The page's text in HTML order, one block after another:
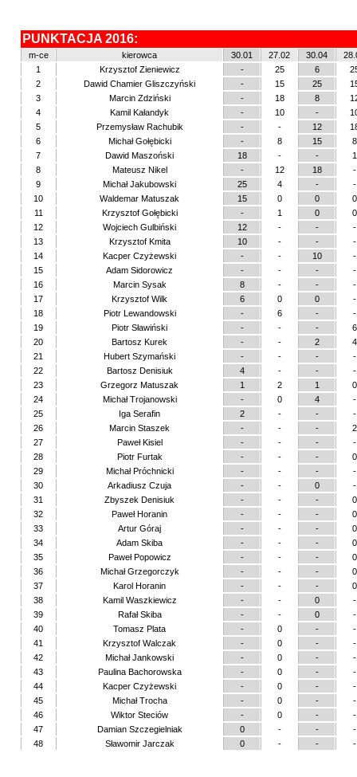
PUNKTACJA 2016:
m-ce kierowca 30.01 27.02 30.04
1
Krzysztof Zieniewicz - 25 6
2
Dawid Chamier Gliszczyński - 15 25
3
Marcin Zdziński - 18 8
4
Kamil Kałandyk - 10 -
5
Przemysław Rachubik - - 12
6
Michał Gołębicki - 8 15
8
7
Dawid Maszoński 18 - -
1
8
Mateusz Nikel - 12 18
-
9
Michał Jakubowski 25 4 -
-
10
Waldemar Matuszak 15 0 0
0
11
Krzysztof Gołębicki - 1 0
0
12
Wojciech Gulbiński 12 - -
-
13
Krzysztof Kmita 10 - -
-
14
Kacper Czyżewski - - 10
-
15
Adam Sidorowicz - - -
-
16
Marcin Sysak 8 - -
-
17
Krzysztof Wilk 6 0 0
-
18
Piotr Lewandowski - 6 -
-
19
Piotr Sławiński - - -
6
20
Bartosz Kurek - - 2
4
21
Hubert Szymański - - -
-
22
Bartosz Denisiuk 4 - -
-
23
Grzegorz Matuszak 1 2 1
0
24
Michał Trojanowski - 0 4
-
25
Iga Serafin 2 - -
-
26
Marcin Staszek - - -
2
27
Paweł Kisiel - - -
-
28
Piotr Furtak - - -
0
29
Michał Próchnicki - - -
-
30
Arkadiusz Czuja - - 0
-
31
Zbyszek Denisiuk - - -
0
32
Paweł Horanin - - -
0
33
Artur Góraj - - -
0
34
Adam Skiba - - -
0
35
Paweł Popowicz - - -
0
36
Michał Grzegorczyk - - -
0
37
Karol Horanin - - -
0
38
Kamil Waszkiewicz - - 0
-
39
Rafał Skiba - - 0
-
40
Tomasz Plata - 0 -
-
41
Krzysztof Walczak - 0 -
-
42
Michał Jankowski - 0 -
-
43
Paulina Bachorowska - 0 -
-
44
Kacper Czyżewski - 0 -
-
45
Michał Trocha - 0 -
-
46
Wiktor Steciów - 0 -
-
47
Damian Szczegielniak 0 - -
-
48
Sławomir Jarczak 0 - - -